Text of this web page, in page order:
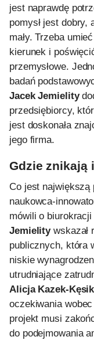
jest naprawdę
pomysł jest dobry,
mały. Trzeba
kierunek i
przemysłowe.
badań
Jacek Jemielity
przedsiębiorcy,
jest doskonała
jego firma.
Gdzie znikają
Co jest największą
naukowca-
mówili o
Jemielitywskazał
publicznych, która
niskie
utrudniające
Alicja Kazek-Kęsik
oczekiwania
projekt musi
do podejmowania